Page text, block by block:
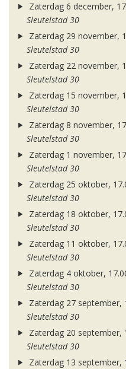
Zaterdag 6 december,
Sleutelstad 30
Zaterdag 29 november,
Sleutelstad 30
Zaterdag 22 november,
Sleutelstad 30
Zaterdag 15 november,
Sleutelstad 30
Zaterdag 8 november,
Sleutelstad 30
Zaterdag 1 november,
Sleutelstad 30
Zaterdag 25 oktober,
Sleutelstad 30
Zaterdag 18 oktober,
Sleutelstad 30
Zaterdag 11 oktober,
Sleutelstad 30
Zaterdag 4 oktober,
Sleutelstad 30
Zaterdag 27 september,
Sleutelstad 30
Zaterdag 20 september,
Sleutelstad 30
Zaterdag 13 september,